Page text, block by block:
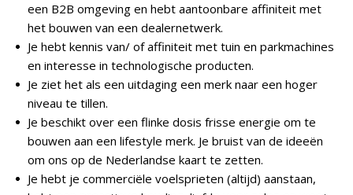
een B2B omgeving en hebt aantoonbare affiniteit met
het bouwen van een dealernetwerk.
Je hebt kennis van/ of affiniteit met tuin en parkmachines
en interesse in technologische producten.
Je ziet het als een uitdaging een merk naar een hoger
niveau te tillen.
Je beschikt over een flinke dosis frisse energie om te
bouwen aan een lifestyle merk. Je bruist van de ideeën
om ons op de Nederlandse kaart te zetten.
Je hebt je commerciële voelsprieten (altijd) aanstaan,